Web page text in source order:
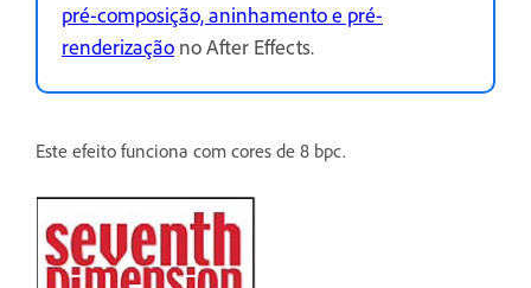
pré-composição, aninhamento e pré-
renderização no After Effects.
Este efeito funciona com cores de 8 bpc.